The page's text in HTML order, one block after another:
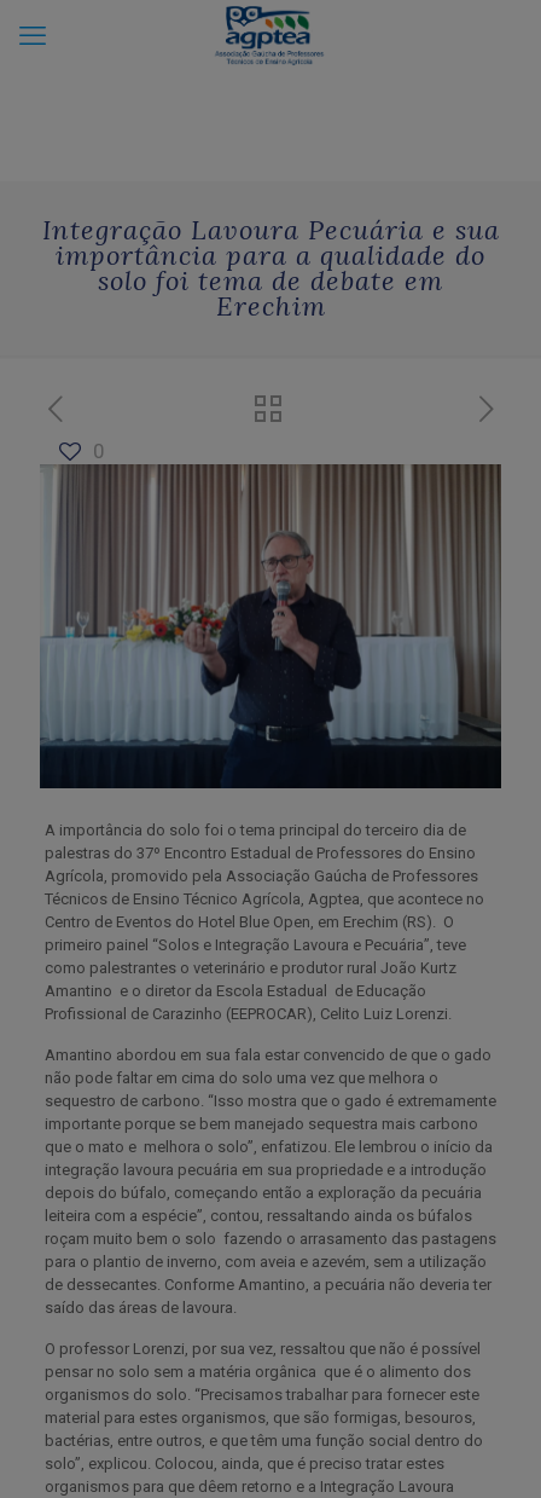
Integração Lavoura Pecuária e sua
importância para a qualidade do
solo foi tema de debate em
Erechim
0
A importância do solo foi o tema principal do terceiro dia de
palestras do 37º Encontro Estadual de Professores do Ensino
Agrícola, promovido pela Associação Gaúcha de Professores
Técnicos de Ensino Técnico Agrícola, Agptea, que acontece no
Centro de Eventos do Hotel Blue Open, em Erechim (RS). O
primeiro painel “Solos e Integração Lavoura e Pecuária”, teve
como palestrantes o veterinário e produtor rural João Kurtz
Amantino e o diretor da Escola Estadual de Educação
Profissional de Carazinho (EEPROCAR), Celito Luiz Lorenzi.
Amantino abordou em sua fala estar convencido de que o gado
não pode faltar em cima do solo uma vez que melhora o
sequestro de carbono. “Isso mostra que o gado é extremamente
importante porque se bem manejado sequestra mais carbono
que o mato e melhora o solo”, enfatizou. Ele lembrou o início da
integração lavoura pecuária em sua propriedade e a introdução
depois do búfalo, começando então a exploração da pecuária
leiteira com a espécie”, contou, ressaltando ainda os búfalos
roçam muito bem o solo fazendo o arrasamento das pastagens
para o plantio de inverno, com aveia e azevém, sem a utilização
de dessecantes. Conforme Amantino, a pecuária não deveria ter
saído das áreas de lavoura.
O professor Lorenzi, por sua vez, ressaltou que não é possível
pensar no solo sem a matéria orgânica que é o alimento dos
organismos do solo. “Precisamos trabalhar para fornecer este
material para estes organismos, que são formigas, besouros,
bactérias, entre outros, e que têm uma função social dentro do
solo”, explicou. Colocou, ainda, que é preciso tratar estes
organismos para que dêem retorno e a Integração Lavoura